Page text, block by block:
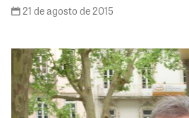
21 de agosto de 2015